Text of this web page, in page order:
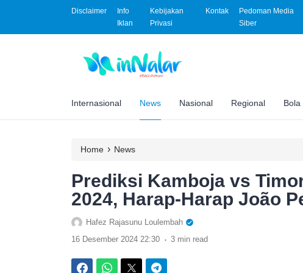
Disclaimer
Info
Iklan
Kebijakan
Privasi
Kontak
Pedoman Media
Siber
Internasional News Nasional Regional Bola
Home › News
Prediksi Kamboja vs
2024, Harap-Harap João
Hafez Rajasunu Loulembah
16 Desember 2024 22:30 . 3 min read